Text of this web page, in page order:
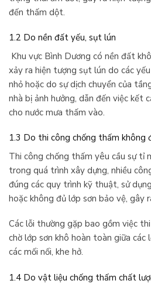
đến thấm dột.
1.2 Do nền đất yếu, sụt lún
Khu vực Bình Dương có nền đất
xảy ra hiện tượng sụt lún do các
nhỏ hoặc do sự dịch chuyển của
nhà bị ảnh hưởng, dẫn đến việc kết
cho nước mưa thấm vào.
1.3 Do thi công chống thấm không
Thi công chống thấm yêu cầu sự tỉ
trong quá trình xây dựng, nhiều
đúng các quy trình kỹ thuật, sử
hoặc không đủ lớp sơn bảo vệ, gây
Các lỗi thường gặp bao gồm việc
chờ lớp sơn khô hoàn toàn giữa các
các mối nối, khe hở.
1.4 Do vật liệu chống thấm chất